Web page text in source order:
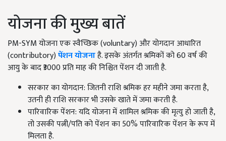
योजना की मुख्य बातें
PM-SYM योजना एक स्वैच्छिक (voluntary) और योगदान आधारित
(contributory)पेंशन योजनाहै. इसके अंतर्गत श्रमिकों को 60 वर्ष की
आयु के बाद ₹3000 प्रति माह की निश्चित पेंशन दी जाती है.
सरकार का योगदान: जितनी राशि श्रमिक हर महीने जमा करता है,
उतनी ही राशि सरकार भी उसके खाते में जमा करती है.
पारिवारिक पेंशन: यदि योजना में शामिल श्रमिक की मृत्यु हो जाती है,
तो उसकी पत्नी/पति को पेंशन का 50% पारिवारिक पेंशन के रूप में
मिलता है.